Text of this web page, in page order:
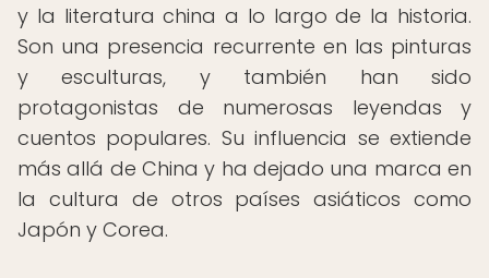
y la literatura china a lo largo de la historia.
Son una presencia recurrente en las pinturas
y esculturas, y también han sido
protagonistas de numerosas leyendas y
cuentos populares. Su influencia se extiende
más allá de China y ha dejado una marca en
la cultura de otros países asiáticos como
Japón y Corea.